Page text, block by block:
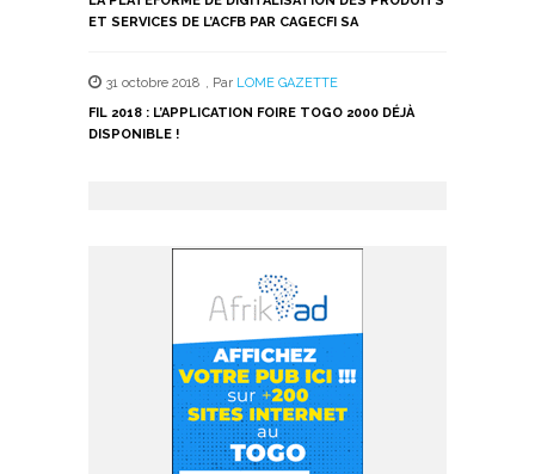
ET SERVICES DE L’ACFB PAR CAGECFI SA
31 octobre 2018 , Par LOME GAZETTE
FIL 2018 : L’APPLICATION FOIRE TOGO 2000 DÉJÀ
DISPONIBLE !